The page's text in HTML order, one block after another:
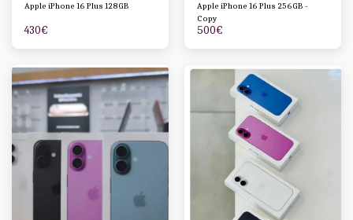
Apple iPhone 16 Plus 128GB
430€
Apple iPhone 16 Plus 256GB -
Copy
500€